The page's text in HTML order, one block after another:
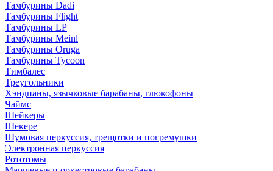
Тамбурины Dadi
Тамбурины Flight
Тамбурины LP
Тамбурины Meinl
Тамбурины Oruga
Тамбурины Tycoon
Тимбалес
Треугольники
Хэндпаны, язычковые барабаны, глюкофоны
Чаймс
Шейкеры
Шекере
Шумовая перкуссия, трещотки и погремушки
Электронная перкуссия
Рототомы